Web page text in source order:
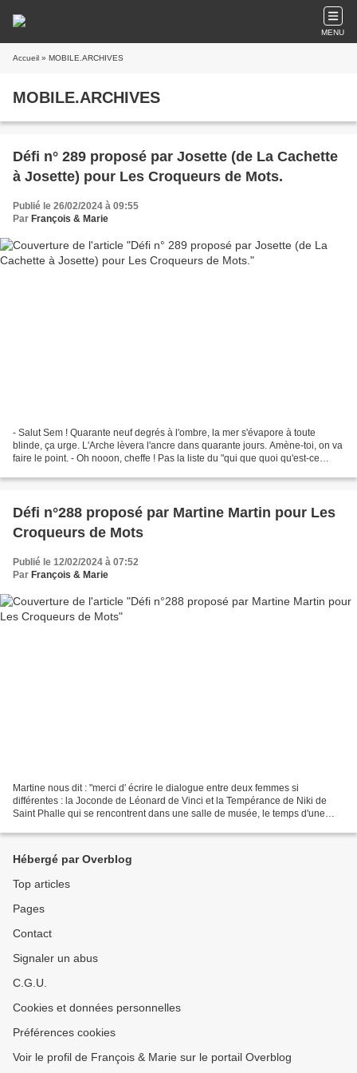
MENU
Accueil » MOBILE.ARCHIVES
MOBILE.ARCHIVES
Défi n° 289 proposé par Josette (de La Cachette
à Josette) pour Les Croqueurs de Mots.
Publié le 26/02/2024 à 09:55
Par François & Marie
- Salut Sem ! Quarante neuf degrés à l'ombre, la mer s'évapore à toute
blinde, ça urge. L'Arche lèvera l'ancre dans quarante jours. Amène-toi, on va
faire le point. - Oh nooon, cheffe ! Pas la liste du "qui que quoi qu'est-ce
Défi n°288 proposé par Martine Martin pour Les
Croqueurs de Mots
Publié le 12/02/2024 à 07:52
Par François & Marie
Martine nous dit : "merci d' écrire le dialogue entre deux femmes si
différentes : la Joconde de Léonard de Vinci et la Tempérance de Niki de
Saint Phalle qui se rencontrent dans une salle de musée, le temps d'une
Hébergé par Overblog
Top articles
Pages
Contact
Signaler un abus
C.G.U.
Cookies et données personnelles
Préférences cookies
Voir le profil de François & Marie sur le portail Overblog